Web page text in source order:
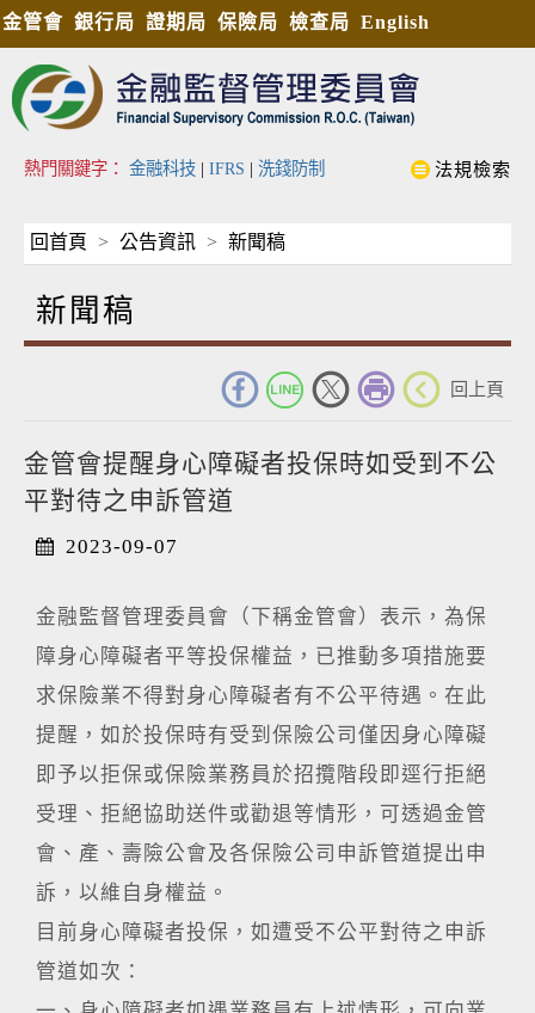
金管會 銀行局 證期局 保險局 檢查局 English
熱門關鍵字： 金融科技 | IFRS | 洗錢防制 法規檢索
回首頁 公告資訊 新聞稿
新聞稿
回上頁
金管會提醒身心障礙者投保時如受到不公
平對待之申訴管道
2023-09-07
金融監督管理委員會（下稱金管會）表示，為保
障身心障礙者平等投保權益，已推動多項措施要
求保險業不得對身心障礙者有不公平待遇。在此
提醒，如於投保時有受到保險公司僅因身心障礙
即予以拒保或保險業務員於招攬階段即逕行拒絕
受理、拒絕協助送件或勸退等情形，可透過金管
會、產、壽險公會及各保險公司申訴管道提出申
訴，以維自身權益。
目前身心障礙者投保，如遭受不公平對待之申訴
管道如次：